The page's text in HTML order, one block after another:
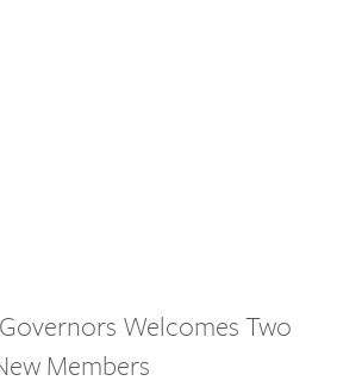
Welcomes Two
Members